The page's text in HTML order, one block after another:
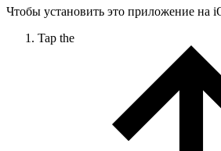
Чтобы установить это приложение на
Tap the